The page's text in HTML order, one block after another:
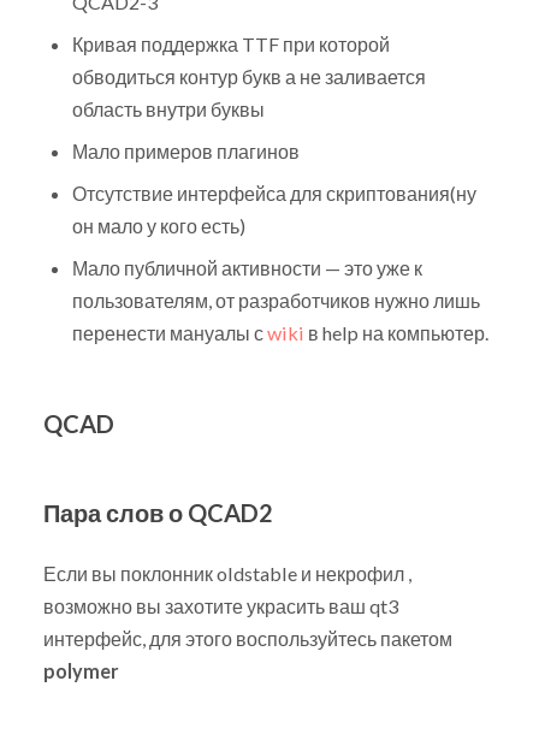
Кривая поддержка TTF при которой
обводиться контур букв а не заливается
область внутри буквы
Мало примеров плагинов
Отсутствие интерфейса для скриптования(ну
он мало у кого есть)
Мало публичной активности — это уже к
пользователям, от разработчиков нужно лишь
перенести мануалы сwiki в help на компьютер.
QCAD
Пара слов о QCAD2
Если вы поклонник oldstable и некрофил ,
возможно вы захотите украсить ваш qt3
интерфейс, для этого воспользуйтесь пакетом
polymer